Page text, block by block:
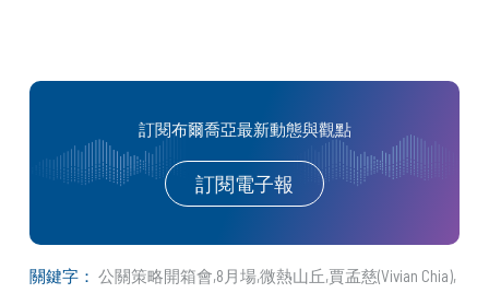
訂閱布爾喬亞最新動態與觀點
訂閱電子報
關鍵字： 公關策略開箱會 8月場微熱山丘 賈孟慈(Vivian Chia)